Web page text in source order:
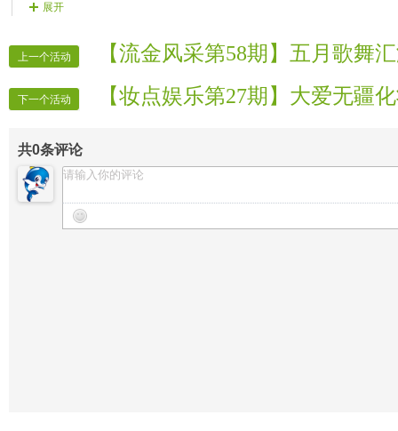
栏目廣播：玉 璽
栏目導播：龍 袍
栏目導播：龍 椅
栏目導播：鳳 冠
展开
上一个活动 【流金风采第58期】五月歌舞
下一个活动 【妆点娱乐第27期】大爱无疆
共0条评论